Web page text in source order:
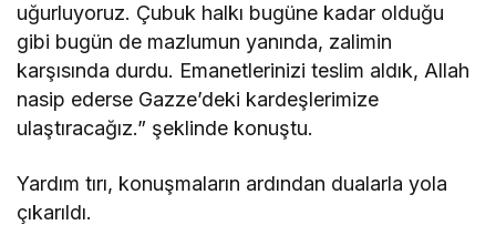
uğurluyoruz. Çubuk halkı bugüne kadar olduğu
gibi bugün de mazlumun yanında, zalimin
karşısında durdu. Emanetlerinizi teslim aldık, Allah
nasip ederse Gazze’deki kardeşlerimize
ulaştıracağız.” şeklinde konuştu.
Yardım tırı, konuşmaların ardından dualarla yola
çıkarıldı.